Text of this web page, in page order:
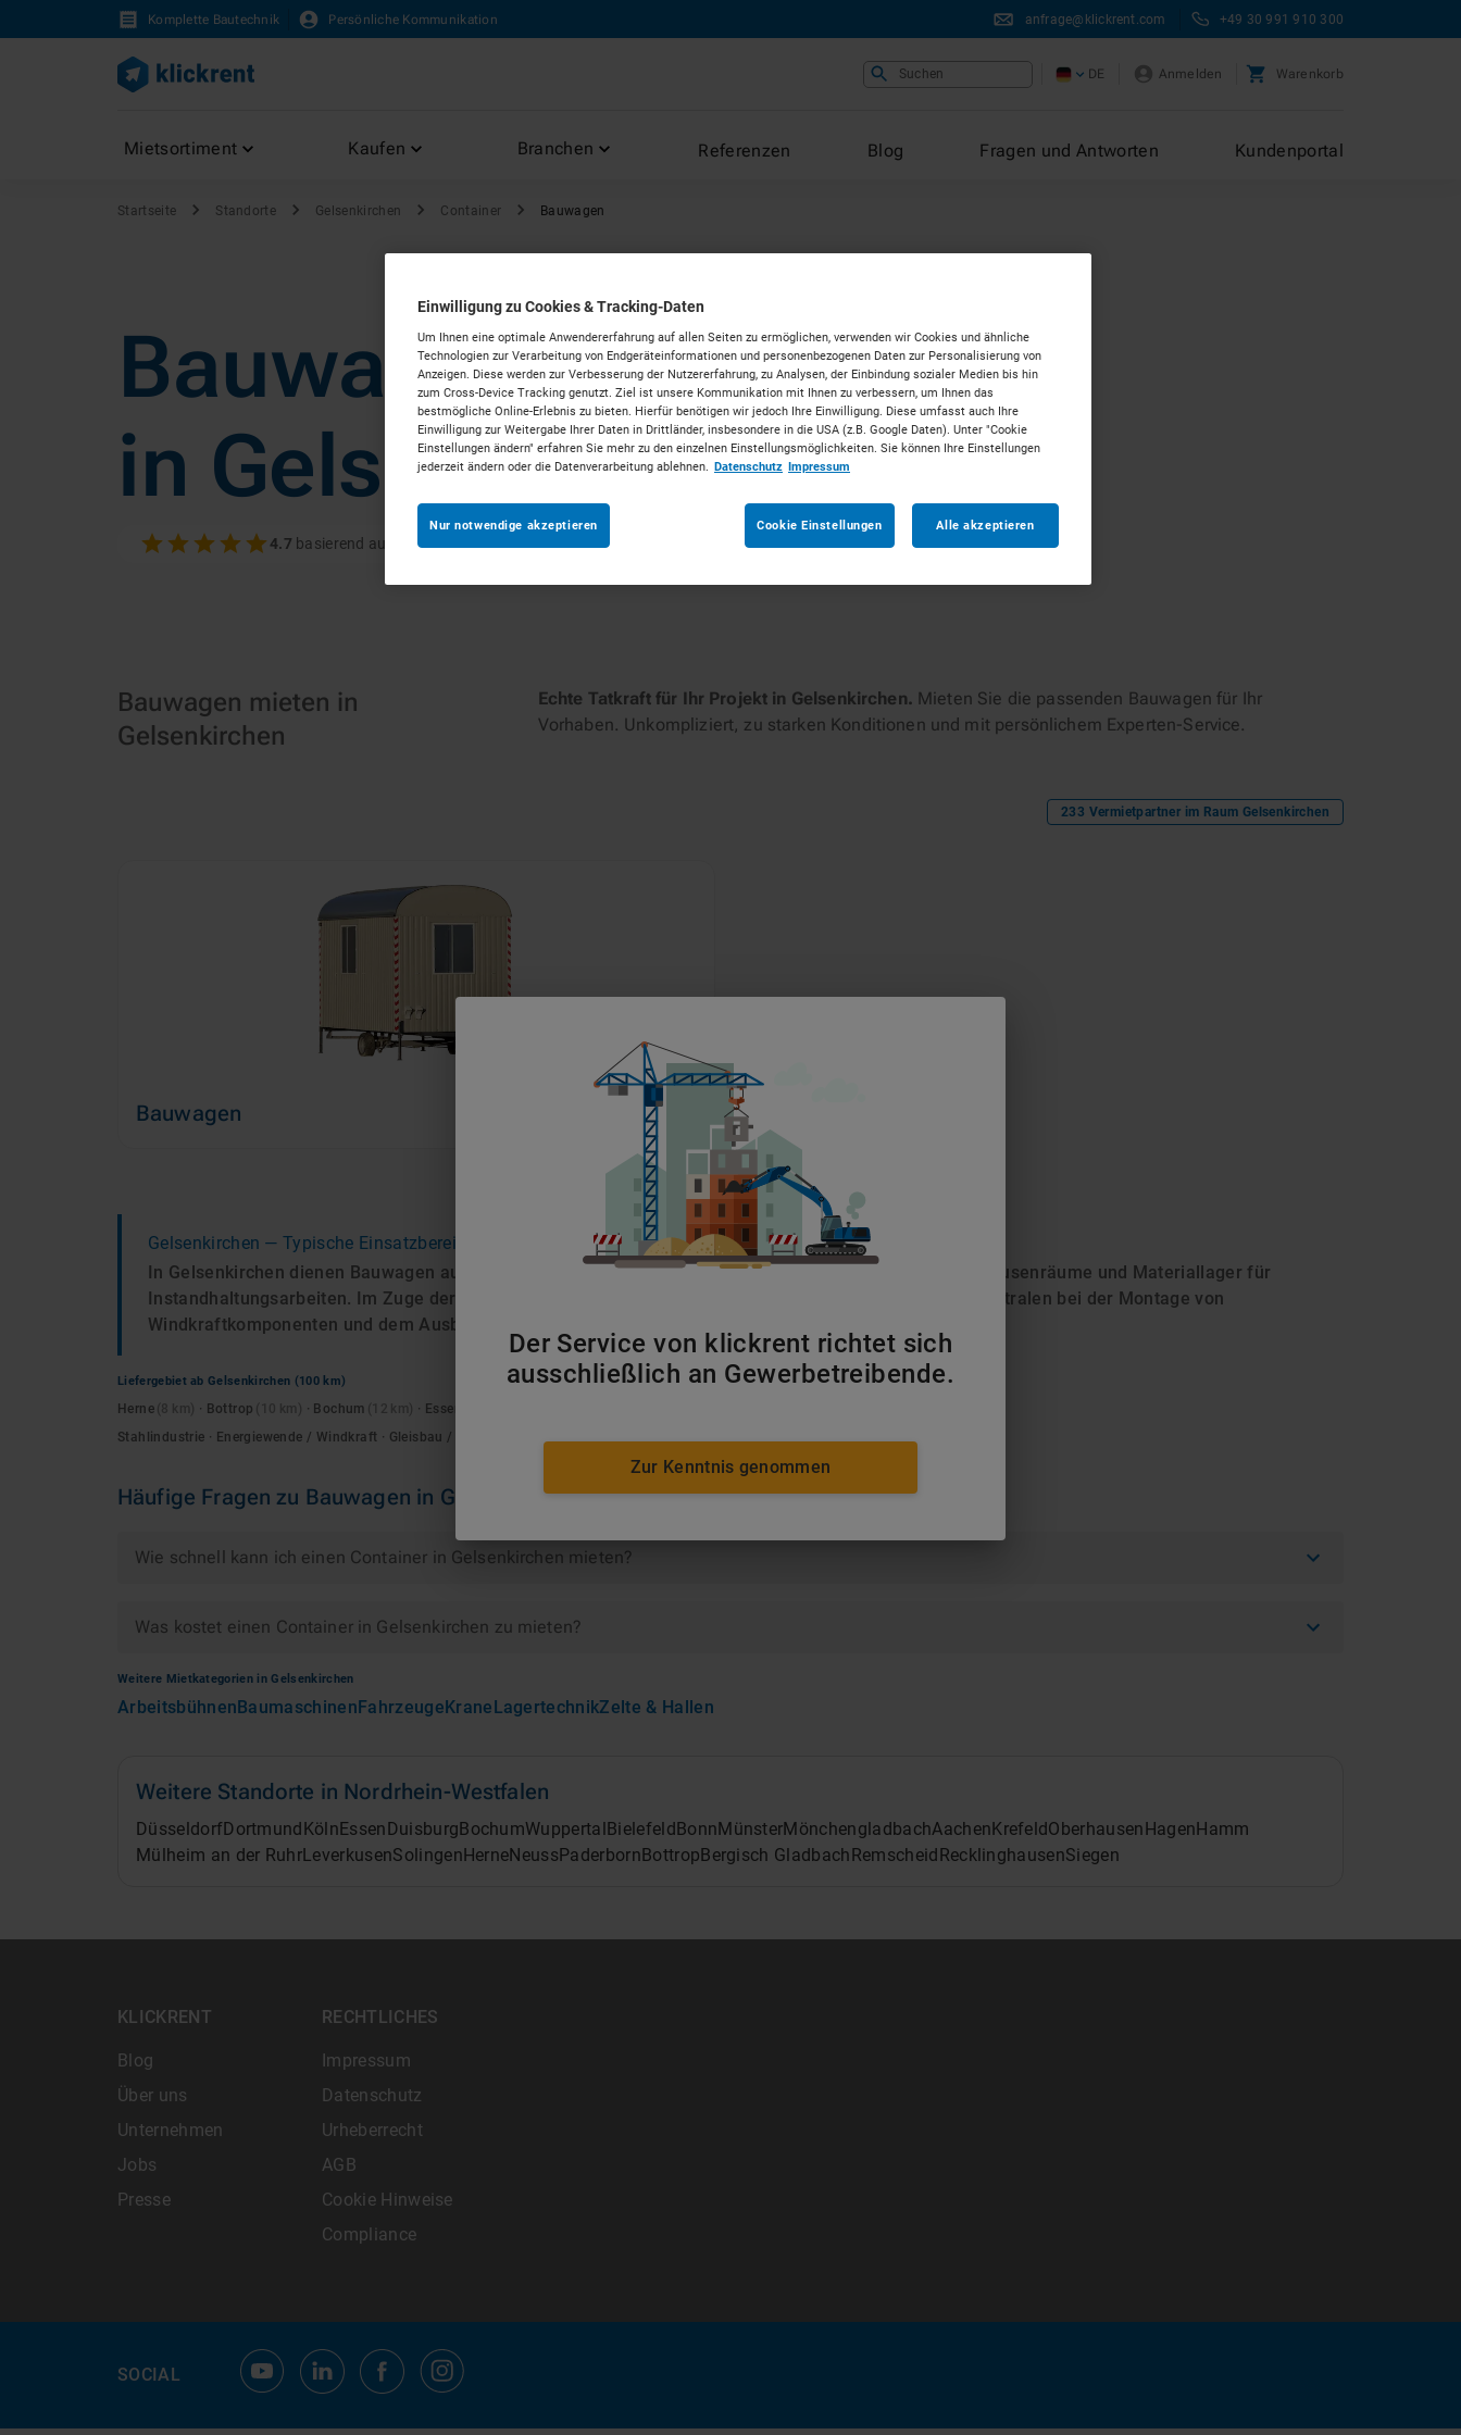
Komplette Bautechnik Persönliche Kommunikation anfrage@klickrent.com +49 30 991 910 300
Suchen DE Anmelden Warenkorb
Mietsortiment Kaufen Branchen Referenzen Blog Fragen und Antworten Kundenportal
Startseite Standorte Gelsenkirchen Container Bauwagen
Bauwagen mieten
in Gelsenkirchen
4.7 basierend auf 100+ Bewertungen
Bauwagen mieten in
Gelsenkirchen
Echte Tatkraft für Ihr Projekt in Gelsenkirchen. Mieten Sie die passenden Bauwagen für Ihr
Vorhaben. Unkompliziert, zu starken Konditionen und mit persönlichem Experten-Service.
233 Vermietpartner im Raum Gelsenkirchen
Bauwagen ab 149 €/Monat
Gelsenkirchen — Typische Einsatzbereiche
In Gelsenkirchen dienen Bauwagen auf den weitläufigen Arealen der Stahlindustrie primär als mobile Pausenräume und Materiallager für
Instandhaltungsarbeiten. Im Zuge der Energiewende kommen sie zudem verstärkt als flexible Einsatzzentralen bei der Montage von
Windkraftkomponenten und dem Ausbau regionaler Netzknotenpunkte zum Einsatz.
Liefergebiet abGelsenkirchen (100 km)
Herne · Bottrop · Bochum · Essen
Stahlindustrie · Energiewende / Windkraft · Gleisbau / Schienennetz
Häufige Fragen zu Bauwagen in Gelsenkirchen
Wie schnell kann ich einen Container in Gelsenkirchen mieten?
Was kostet einen Container in Gelsenkirchen zu mieten?
Weitere Mietkategorien inGelsenkirchen
ArbeitsbühnenBaumaschinenFahrzeugeKraneLagertechnikZelte & Hallen
Weitere Standorte in Nordrhein-Westfalen
DüsseldorfDortmundKölnEssenDuisburgBochumWuppertalBielefeldBonnMünsterMönchengladbachAachenKrefeldOberhausenHagenHamm
Mülheim an der RuhrLeverkusenSolingenHerneNeussPaderbornBottropBergisch GladbachRemscheidRecklinghausenSiegen
KLICKRENT
Blog
Über uns
Unternehmen
Jobs
Presse
RECHTLICHES
Impressum
Datenschutz
Urheberrecht
AGB
Cookie Hinweise
Compliance
SOCIAL
Der Service von klickrent richtet sich
ausschließlich an Gewerbetreibende.
Zur Kenntnis genommen
Einwilligung zu Cookies & Tracking-Daten
Um Ihnen eine optimale Anwendererfahrung auf allen Seiten zu ermöglichen, verwenden wir Cookies und ähnliche
Technologien zur Verarbeitung von Endgeräteinformationen und personenbezogenen Daten zur Personalisierung von
Anzeigen. Diese werden zur Verbesserung der Nutzererfahrung, zu Analysen, der Einbindung sozialer Medien bis hin
zum Cross-Device Tracking genutzt. Ziel ist unsere Kommunikation mit Ihnen zu verbessern, um Ihnen das
bestmögliche Online-Erlebnis zu bieten. Hierfür benötigen wir jedoch Ihre Einwilligung. Diese umfasst auch Ihre
Einwilligung zur Weitergabe Ihrer Daten in Drittländer, insbesondere in die USA (z.B. Google Daten). Unter "Cookie
Einstellungen ändern" erfahren Sie mehr zu den einzelnen Einstellungsmöglichkeiten. Sie können Ihre Einstellungen
jederzeit ändern oder die Datenverarbeitung ablehnen. Datenschutz Impressum
Nur notwendige akzeptieren Alle akzeptieren
Cookie Einstellungen